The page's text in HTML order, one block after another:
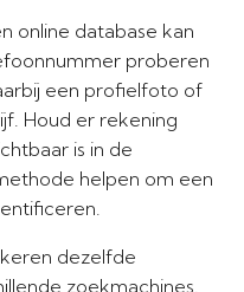
online database kan
proberen
een profielfoto of
Houd er rekening
is in de
helpen om een
dezelfde
zoekmachines.